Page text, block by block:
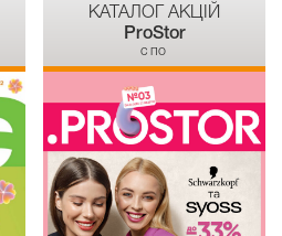
КАТАЛОГ АКЦІЙ
ProStor
c по